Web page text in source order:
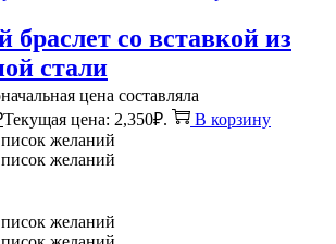
со вставкой из
стали
цена составляла
Текущая цена: 2,350₽.
В корзину
желаний
желаний
желаний